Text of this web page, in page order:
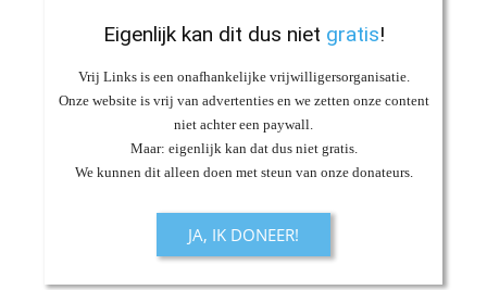
Eigenlijk kan dit dus niet gratis!
Vrij Links is een onafhankelijke vrijwilligersorganisatie.
Onze website is vrij van advertenties en we zetten onze content
niet achter een paywall.
Maar: eigenlijk kan dat dus niet gratis.
We kunnen dit alleen doen met steun van onze donateurs.
JA, IK DONEER!